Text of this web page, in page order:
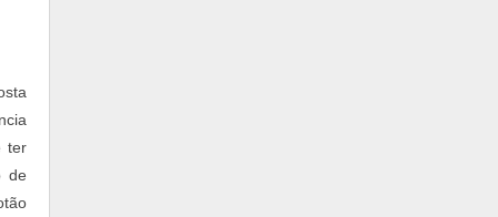
ter
de